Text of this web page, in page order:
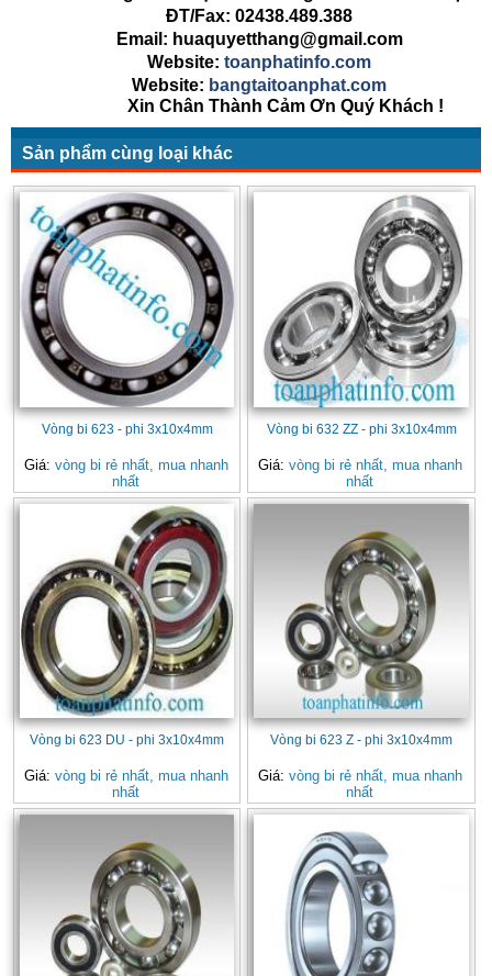
ĐT/Fax: 02438.489.388
Email: huaquyetthang@gmail.com
Website: toanphatinfo.com
Website: bangtaitoanphat.com
Xin Chân Thành Cảm Ơn Quý Khách !
Sản phẩm cùng loại khác
Vòng bi 623 - phi 3x10x4mm
Giá: vòng bi rẻ nhất, mua nhanh
nhất
Vòng bi 632 ZZ - phi 3x10x4mm
Giá: vòng bi rẻ nhất, mua nhanh
nhất
Vòng bi 623 DU - phi 3x10x4mm
Giá: vòng bi rẻ nhất, mua nhanh
nhất
Vòng bi 623 Z - phi 3x10x4mm
Giá: vòng bi rẻ nhất, mua nhanh
nhất